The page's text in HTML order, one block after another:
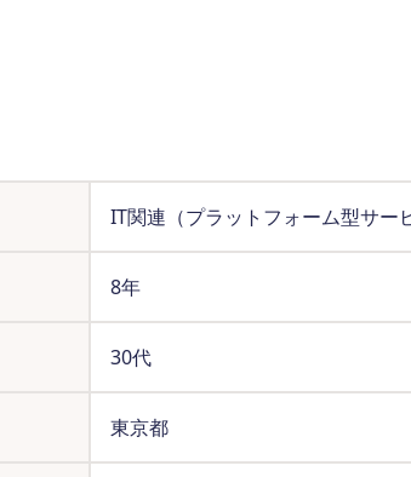
IT関連（プラットフォーム型サー
8年
30代
東京都